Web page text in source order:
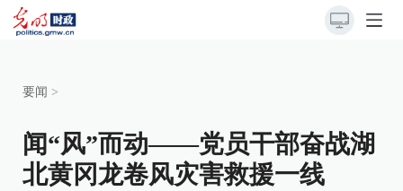
要闻 >
闻“风”而动——党员干部奋战湖
北黄冈龙卷风灾害救援一线